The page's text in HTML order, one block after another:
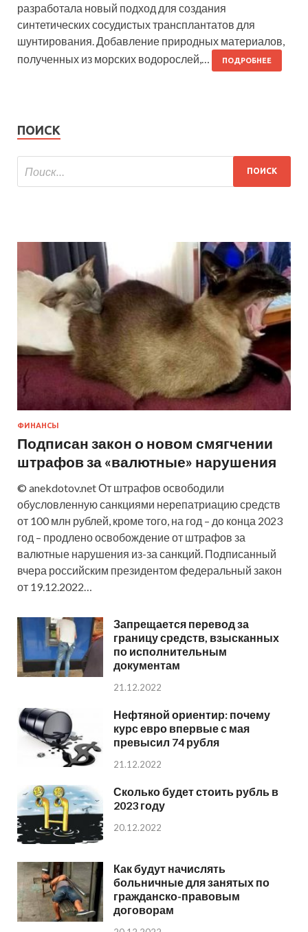
разработала новый подход для создания
синтетических сосудистых трансплантатов для
шунтирования. Добавление природных материалов,
полученных из морских водорослей,…
ПОДРОБНЕЕ
ПОИСК
ФИНАНСЫ
Подписан закон о новом смягчении
штрафов за «валютные» нарушения
© anekdotov.net От штрафов освободили
обусловленную санкциями нерепатриацию средств
от 100 млн рублей, кроме того, на год – до конца 2023
год – продлено освобождение от штрафов за
валютные нарушения из-за санкций. Подписанный
вчера российским президентом федеральный закон
от 19.12.2022…
Запрещается перевод за
границу средств, взысканных
по исполнительным
документам
21.12.2022
Нефтяной ориентир: почему
курс евро впервые с мая
превысил 74 рубля
21.12.2022
Сколько будет стоить рубль в
2023 году
20.12.2022
Как будут начислять
больничные для занятых по
гражданско-правовым
договорам